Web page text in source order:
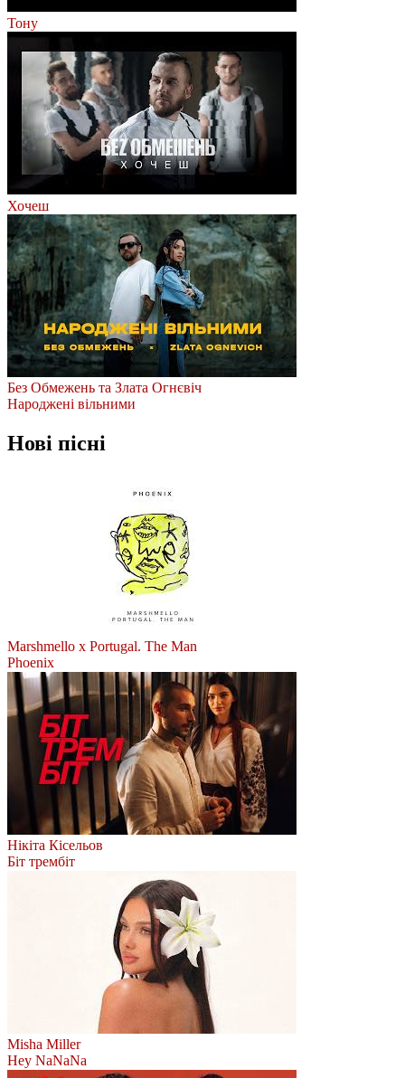
Тону
Хочеш
Без Обмежень та Злата Огнєвіч
Народжені вільними
Нові пісні
Marshmello x Portugal. The Man
Phoenix
Нікіта Кісельов
Біт трембіт
Misha Miller
Hey NaNaNa